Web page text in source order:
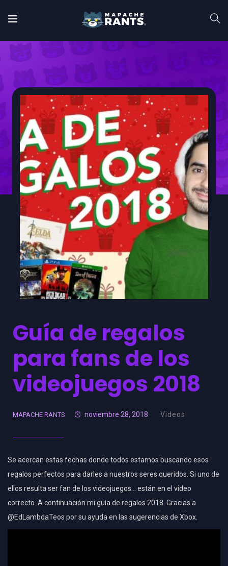
Guía de regalos
para fans de los
videojuegos 2018
MAPACHE RANTS noviembre 28, 2018 Videos
Se acercan estas fechas donde todos estamos buscando esos
regalos perfectos para darles a nuestros seres queridos. Si uno de
ellos resulta ser fan de los videojuegos… están en el video
correcto. A continuación mi guía de regalos 2018. Gracias a
@EdLambdaTeos por su ayuda en las sugerencias de Xbox.